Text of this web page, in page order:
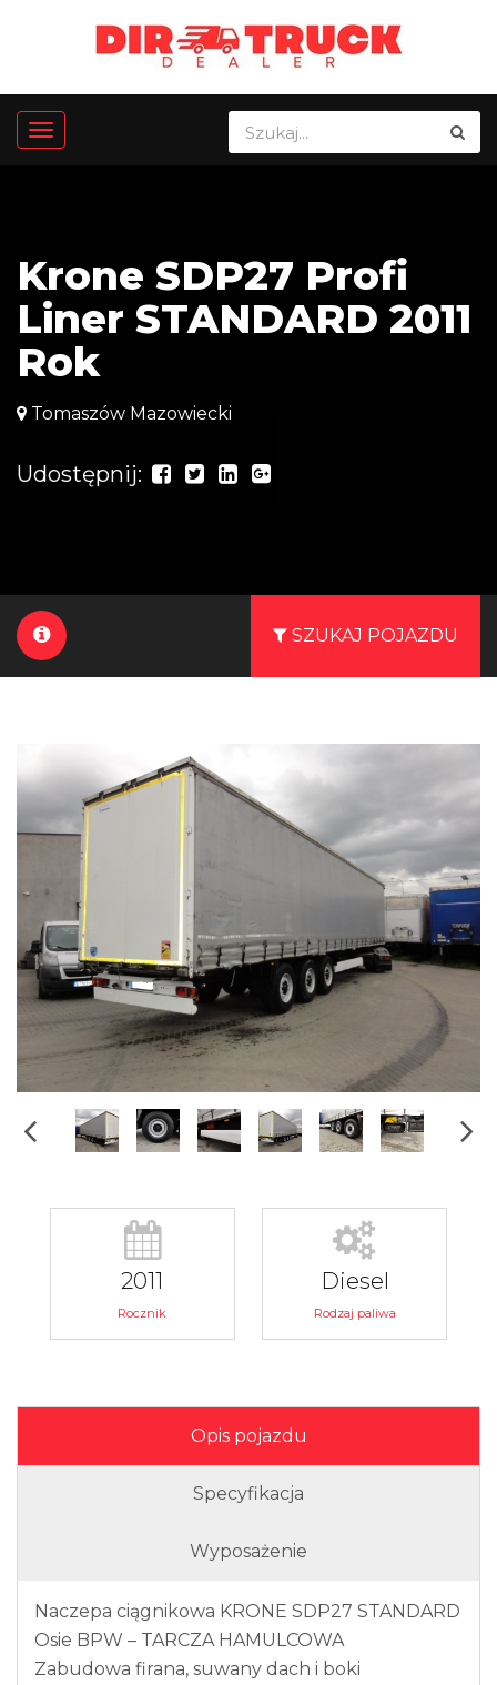
Krone SDP27 Profi
Liner STANDARD 2011
Rok
Tomaszów Mazowiecki
Udostępnij:
SZUKAJ POJAZDU
2011
Rocznik
Diesel
Rodzaj paliwa
Opis pojazdu
Specyfikacja
Wyposażenie
Naczepa ciągnikowa KRONE SDP27 STANDARD
Osie BPW – TARCZA HAMULCOWA
Zabudowa firana, suwany dach i boki